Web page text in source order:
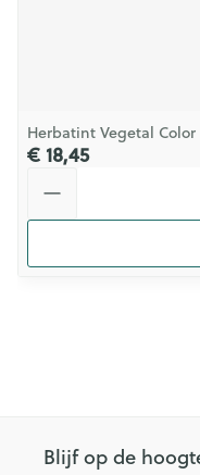
Herbatint Vegetal Color
€ 18,45
Blijf op de